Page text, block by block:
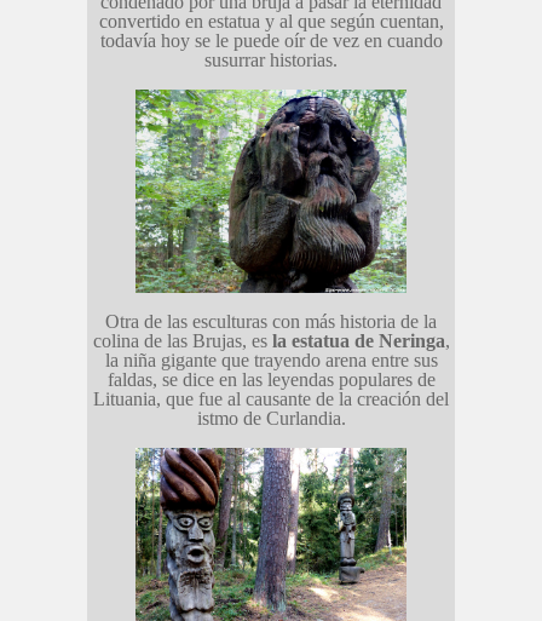
convertido en estatua y al que según cuentan,
todavía hoy se le puede oír de vez en cuando
susurrar historias.
Otra de las esculturas con más historia de la
colina de las Brujas, es la estatua de Neringa,
la niña gigante que trayendo arena entre sus
faldas, se dice en las leyendas populares de
Lituania, que fue al causante de la creación del
istmo de Curlandia.